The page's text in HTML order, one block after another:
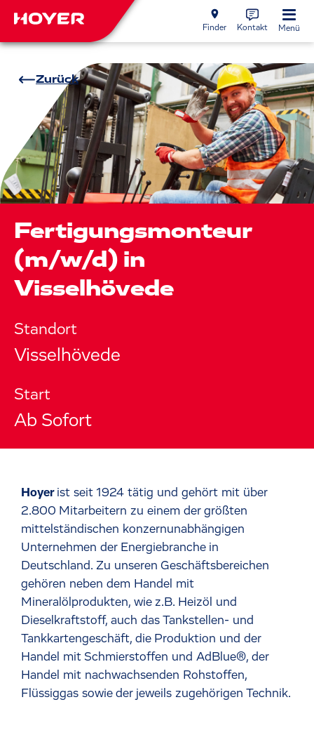
Finder Kontakt Menü
Zurück
Fertigungsmonteur
(m/w/d) in
Visselhövede
Standort
Visselhövede
Start
Ab Sofort
Hoyer ist seit 1924 tätig und gehört mit über
2.800 Mitarbeitern zu einem der größten
mittelständischen konzernunabhängigen
Unternehmen der Energiebranche in
Deutschland. Zu unseren Geschäftsbereichen
gehören neben dem Handel mit
Mineralölprodukten, wie z.B. Heizöl und
Dieselkraftstoff, auch das Tankstellen- und
Tankkartengeschäft, die Produktion und der
Handel mit Schmierstoffen und AdBlue®, der
Handel mit nachwachsenden Rohstoffen,
Flüssiggas sowie der jeweils zugehörigen Technik.